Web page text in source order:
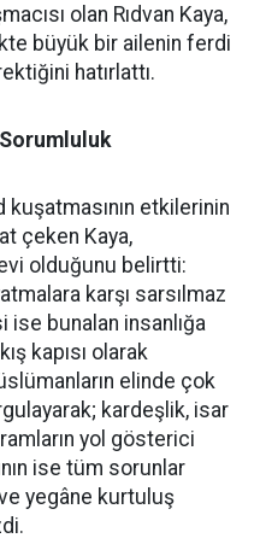
olan Rıdvan Kaya,
büyük bir ailenin ferdi
hatırlattı.
etkilerinin
çeken Kaya,
olduğunu belirtti:
karşı sarsılmaz
bunalan insanlığa
kapısı olarak
elinde çok
kardeşlik, isar
yol gösterici
ise tüm sorunlar
ve yegâne kurtuluş